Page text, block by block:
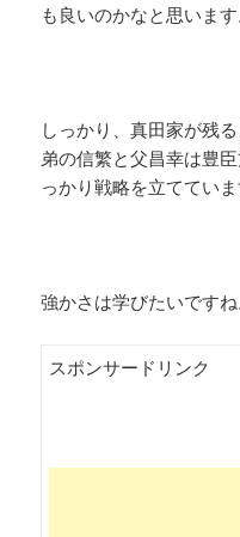
も良いのかなと思います
しっかり、真田家が残
弟の信繁と父昌幸は豊
っかり戦略を立てていま
強かさは学びたいですね
スポンサードリンク